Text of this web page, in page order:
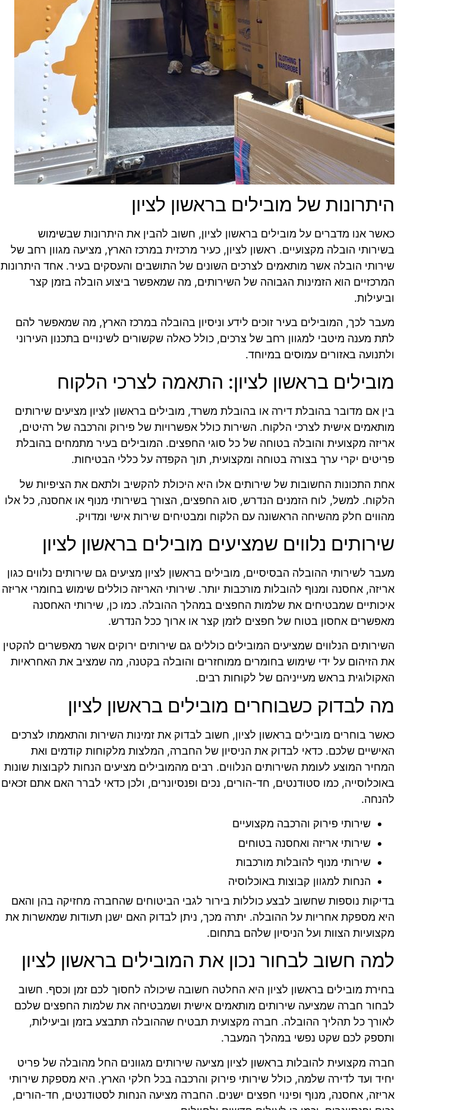
היתרונות של מובילים בראשון לציון
כאשר אנו מדברים על מובילים בראשון לציון, חשוב להבין את היתרונות שבשימוש
בשירותי הובלה מקצועיים. ראשון לציון, כעיר מרכזית במרכז הארץ, מציעה מגוון רחב של
שירותי הובלה אשר מותאמים לצרכים השונים של התושבים והעסקים בעיר. אחד היתרונות
המרכזיים הוא הזמינות הגבוהה של השירותים, מה שמאפשר ביצוע הובלה בזמן קצר
וביעילות.
מעבר לכך, המובילים בעיר זוכים לידע וניסיון בהובלה במרכז הארץ, מה שמאפשר להם
לתת מענה מיטבי למגוון רחב של צרכים, כולל כאלה שקשורים לשינויים בתכנון העירוני
ולתנועה באזורים עמוסים במיוחד.
מובילים בראשון לציון: התאמה לצרכי הלקוח
בין אם מדובר בהובלת דירה או בהובלת משרד, מובילים בראשון לציון מציעים שירותים
מותאמים אישית לצרכי הלקוח. השירות כולל אפשרויות של פירוק והרכבה של רהיטים,
אריזה מקצועית והובלה בטוחה של כל סוגי החפצים. המובילים בעיר מתמחים בהובלת
פריטים יקרי ערך בצורה בטוחה ומקצועית, תוך הקפדה על כללי הבטיחות.
אחת התכונות החשובות של שירותים אלו היא היכולת להקשיב ולתאם את הציפיות של
הלקוח. למשל, לוח הזמנים הנדרש, סוג החפצים, הצורך בשירותי מנוף או אחסנה, כל אלו
מהווים חלק מהשיחה הראשונה עם הלקוח ומבטיחים שירות אישי ומדויק.
שירותים נלווים שמציעים מובילים בראשון לציון
מעבר לשירותי ההובלה הבסיסיים, מובילים בראשון לציון מציעים גם שירותים נלווים כגון
אריזה, אחסנה ומנוף להובלות מורכבות יותר. שירותי האריזה כוללים שימוש בחומרי אריזה
איכותיים שמבטיחים את שלמות החפצים במהלך ההובלה. כמו כן, שירותי האחסנה
מאפשרים אחסון בטוח של חפצים לזמן קצר או ארוך ככל הנדרש.
השירותים הנלווים שמציעים המובילים כוללים גם שירותים ירוקים אשר מאפשרים להקטין
את הזיהום על ידי שימוש בחומרים ממוחזרים והובלה בקטנה, מה שמציב את האחראיות
האקולוגית בראש מעייניהם של לקוחות רבים.
מה לבדוק כשבוחרים מובילים בראשון לציון
כאשר בוחרים מובילים בראשון לציון, חשוב לבדוק את זמינות השירות והתאמתו לצרכים
האישיים שלכם. כדאי לבדוק את הניסיון של החברה, המלצות מלקוחות קודמים ואת
המחיר המוצע לעומת השירותים הנלווים. רבים מהמובילים מציעים הנחות לקבוצות שונות
באוכלוסייה, כמו סטודנטים, חד-הורים, נכים ופנסיונרים, ולכן כדאי לברר האם אתם זכאים
להנחה.
שירותי פירוק והרכבה מקצועיים
שירותי אריזה ואחסנה בטוחים
שירותי מנוף להובלות מורכבות
הנחות למגוון קבוצות באוכלוסיה
בדיקות נוספות שחשוב לבצע כוללות בירור לגבי הביטוחים שהחברה מחזיקה בהן והאם
היא מספקת אחריות על ההובלה. יתרה מכך, ניתן לבדוק האם ישנן תעודות שמאשרות את
מקצועיות הצוות ועל הניסיון שלהם בתחום.
למה חשוב לבחור נכון את המובילים בראשון לציון
בחירת מובילים בראשון לציון היא החלטה חשובה שיכולה לחסוך לכם זמן וכסף. חשוב
לבחור חברה שמציעה שירותים מותאמים אישית ושמבטיחה את שלמות החפצים שלכם
לאורך כל תהליך ההובלה. חברה מקצועית תבטיח שההובלה תתבצע בזמן וביעילות,
ותספק לכם שקט נפשי במהלך המעבר.
חברה מקצועית להובלות בראשון לציון מציעה שירותים מגוונים החל מהובלה של פריט
יחיד ועד לדירה שלמה, כולל שירותי פירוק והרכבה בכל חלקי הארץ. היא מספקת שירותי
אריזה, אחסנה, מנוף ופינוי חפצים ישנים. החברה מציעה הנחות לסטודנטים, חד-הורים,